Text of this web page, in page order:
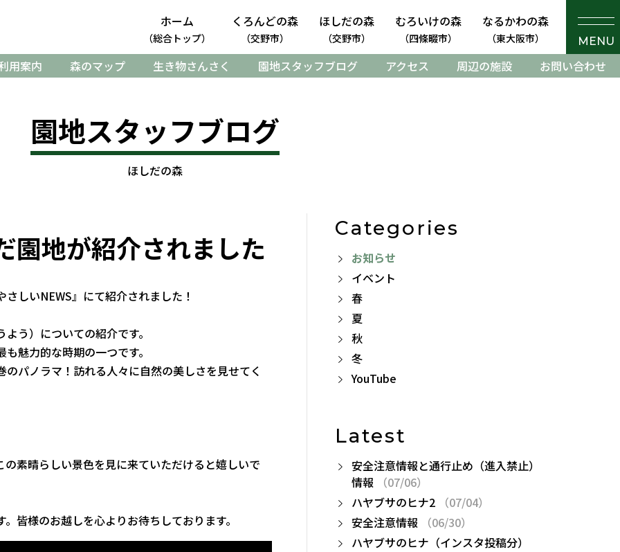
ホーム
（総合トップ）
くろんどの森
（交野市）
ほしだの森
（交野市）
むろいけの森
（四條畷市）
なるかわの森
（東大阪市） MENU
用案内 森のマップ 生き物さんさく 園地スタッフブログ アクセス 周辺の施設 お問い合わせ
園地スタッフブログ
ほしだの森
園地が紹介されました
しいNEWS』にて紹介されました！
う）についての紹介です。
魅力的な時期の一つです。
パノラマ！訪れる人々に自然の美しさを見せてく
素晴らしい景色を見に来ていただけると嬉しいで
皆様のお越しを心よりお待ちしております。
Categories
お知らせ
イベント
春
夏
秋
冬
YouTube
Latest
安全注意情報と通行止め（進入禁止）
情報
（07/06）
ハヤブサのヒナ2
（07/04）
安全注意情報
（06/30）
ハヤブサのヒナ（インスタ投稿分）